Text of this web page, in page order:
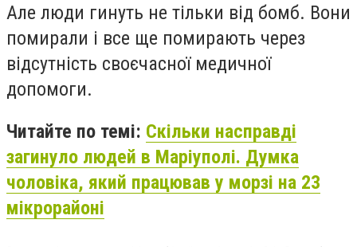
Але люди гинуть не тільки від бомб. Вони
помирали і все ще помирають через
відсутність своєчасної медичної
допомоги.
Читайте по темі: Скільки насправді
загинуло людей в Маріуполі. Думка
чоловіка, який працював у морзі на 23
мікрорайоні